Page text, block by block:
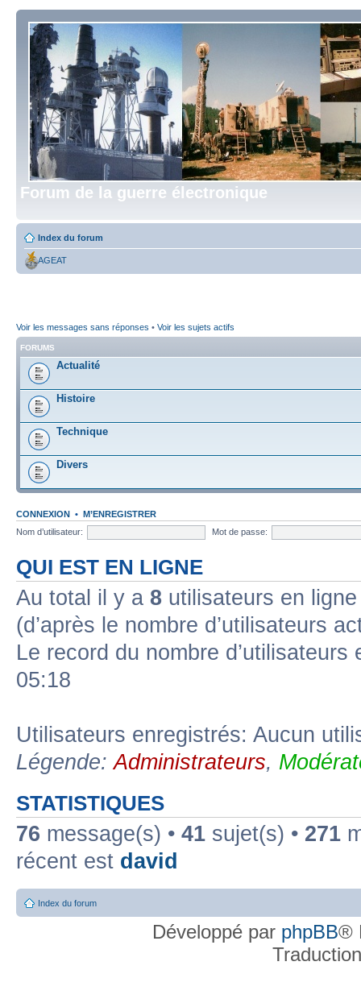
Forum de la guerre électronique
Index du forum
AGEAT
Voir les messages sans réponses • Voir les sujets actifs
FORUMS
Actualité
Histoire
Technique
Divers
CONNEXION • M’ENREGISTRER
Nom d’utilisateur:
Mot de passe:
QUI EST EN LIGNE
Au total il y a 8 utilisateurs en
(d’après le nombre d’utilisateurs
Le record du nombre
05:18
Utilisateurs enregistrés: Aucun
Légende:Administrateurs,
STATISTIQUES
76 message(s) • 41 sujet(s) • 271
récent est david
Index du forum
Développé par phpBB®